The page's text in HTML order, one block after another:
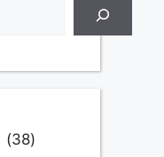
(38)